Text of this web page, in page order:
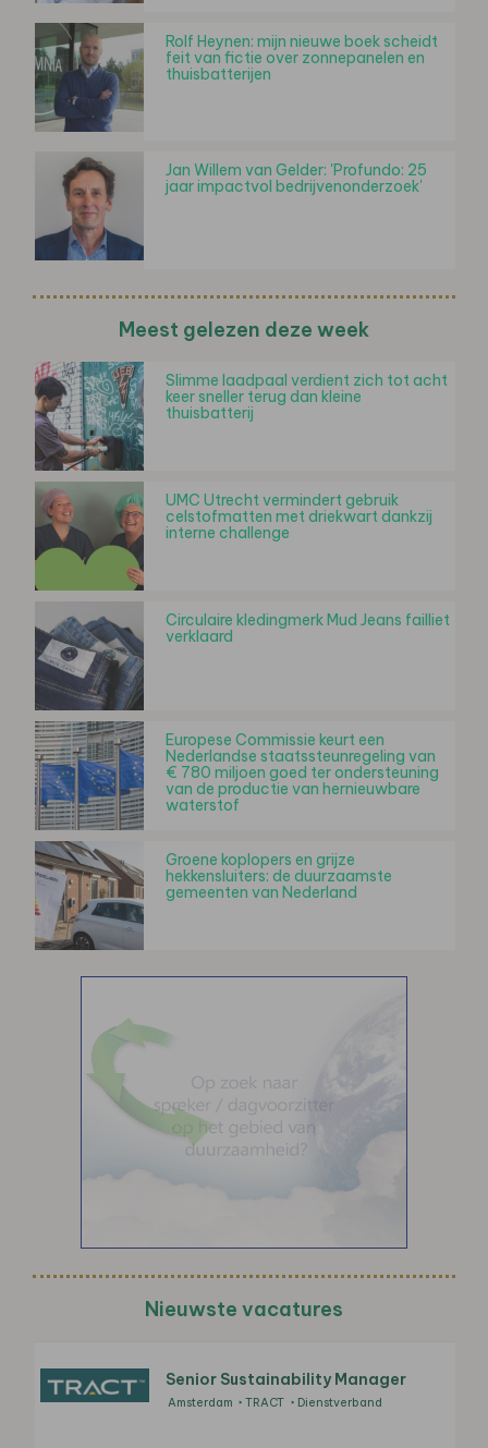
Rolf Heynen: mijn nieuwe boek scheidt
feit van fictie over zonnepanelen en
thuisbatterijen
Jan Willem van Gelder: 'Profundo: 25
jaar impactvol bedrijvenonderzoek'
Meest gelezen deze week
Slimme laadpaal verdient zich tot acht
keer sneller terug dan kleine
thuisbatterij
UMC Utrecht vermindert gebruik
celstofmatten met driekwart dankzij
interne challenge
Circulaire kledingmerk Mud Jeans failliet
verklaard
Europese Commissie keurt een
Nederlandse staatssteunregeling van
€ 780 miljoen goed ter ondersteuning
van de productie van hernieuwbare
waterstof
Groene koplopers en grijze
hekkensluiters: de duurzaamste
gemeenten van Nederland
Nieuwste vacatures
Senior Sustainability Manager
Amsterdam TRACT Dienstverband